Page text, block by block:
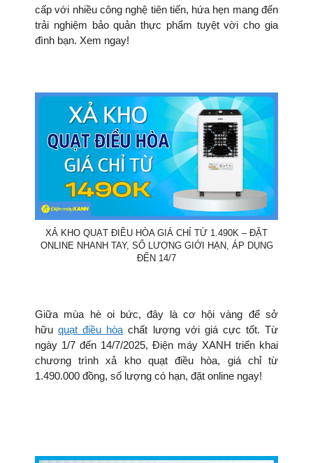
cấp với nhiều công nghệ tiên tiến, hứa hẹn mang đến
trải nghiệm bảo quản thực phẩm tuyệt vời cho gia
đình bạn. Xem ngay!
XẢ KHO QUẠT ĐIỀU HÒA GIÁ CHỈ TỪ 1.490K – ĐẶT
ONLINE NHANH TAY, SỐ LƯỢNG GIỚI HẠN, ÁP DỤNG
ĐẾN 14/7
Giữa mùa hè oi bức, đây là cơ hội vàng để sở
hữuquạt điều hòa chất lượng với giá cực tốt. Từ
ngày 1/7 đến 14/7/2025, Điện máy XANH triển khai
chương trình xả kho quạt điều hòa, giá chỉ từ
1.490.000 đồng, số lượng có hạn, đặt online ngay!